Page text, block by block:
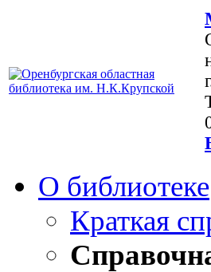
О библиотеке
Краткая